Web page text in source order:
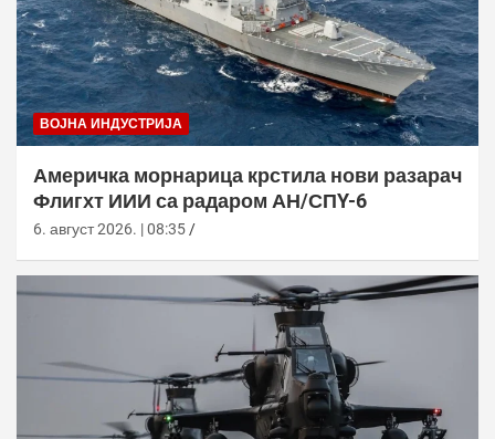
ВОЈНА ИНДУСТРИЈА
Америчка морнарица крстила нови разарач
Флигхт ИИИ са радаром АН/СПY-6
6. август 2026. | 08:35